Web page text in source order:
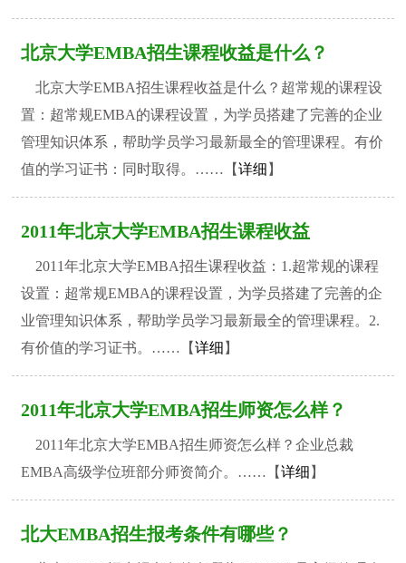
北京大学EMBA招生课程收益是什么？
北京大学EMBA招生课程收益是什么？超常规的课程设
置：超常规EMBA的课程设置，为学员搭建了完善的企业
管理知识体系，帮助学员学习最新最全的管理课程。有价
值的学习证书：同时取得。……【详细 】
2011年北京大学EMBA招生课程收益
2011年北京大学EMBA招生课程收益：1.超常规的课程
设置：超常规EMBA的课程设置，为学员搭建了完善的企
业管理知识体系，帮助学员学习最新最全的管理课程。2.
有价值的学习证书。……【详细 】
2011年北京大学EMBA招生师资怎么样？
2011年北京大学EMBA招生师资怎么样？企业总裁
EMBA高级学位班部分师资简介。……【详细 】
北大EMBA招生报考条件有哪些？